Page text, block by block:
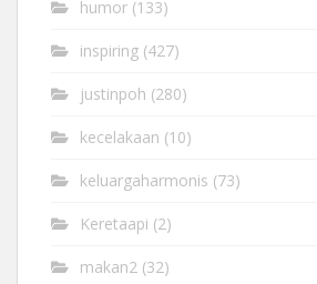
humor (133)
inspiring (427)
justinpoh (280)
kecelakaan (10)
keluargaharmonis (73)
Keretaapi (2)
makan2 (32)